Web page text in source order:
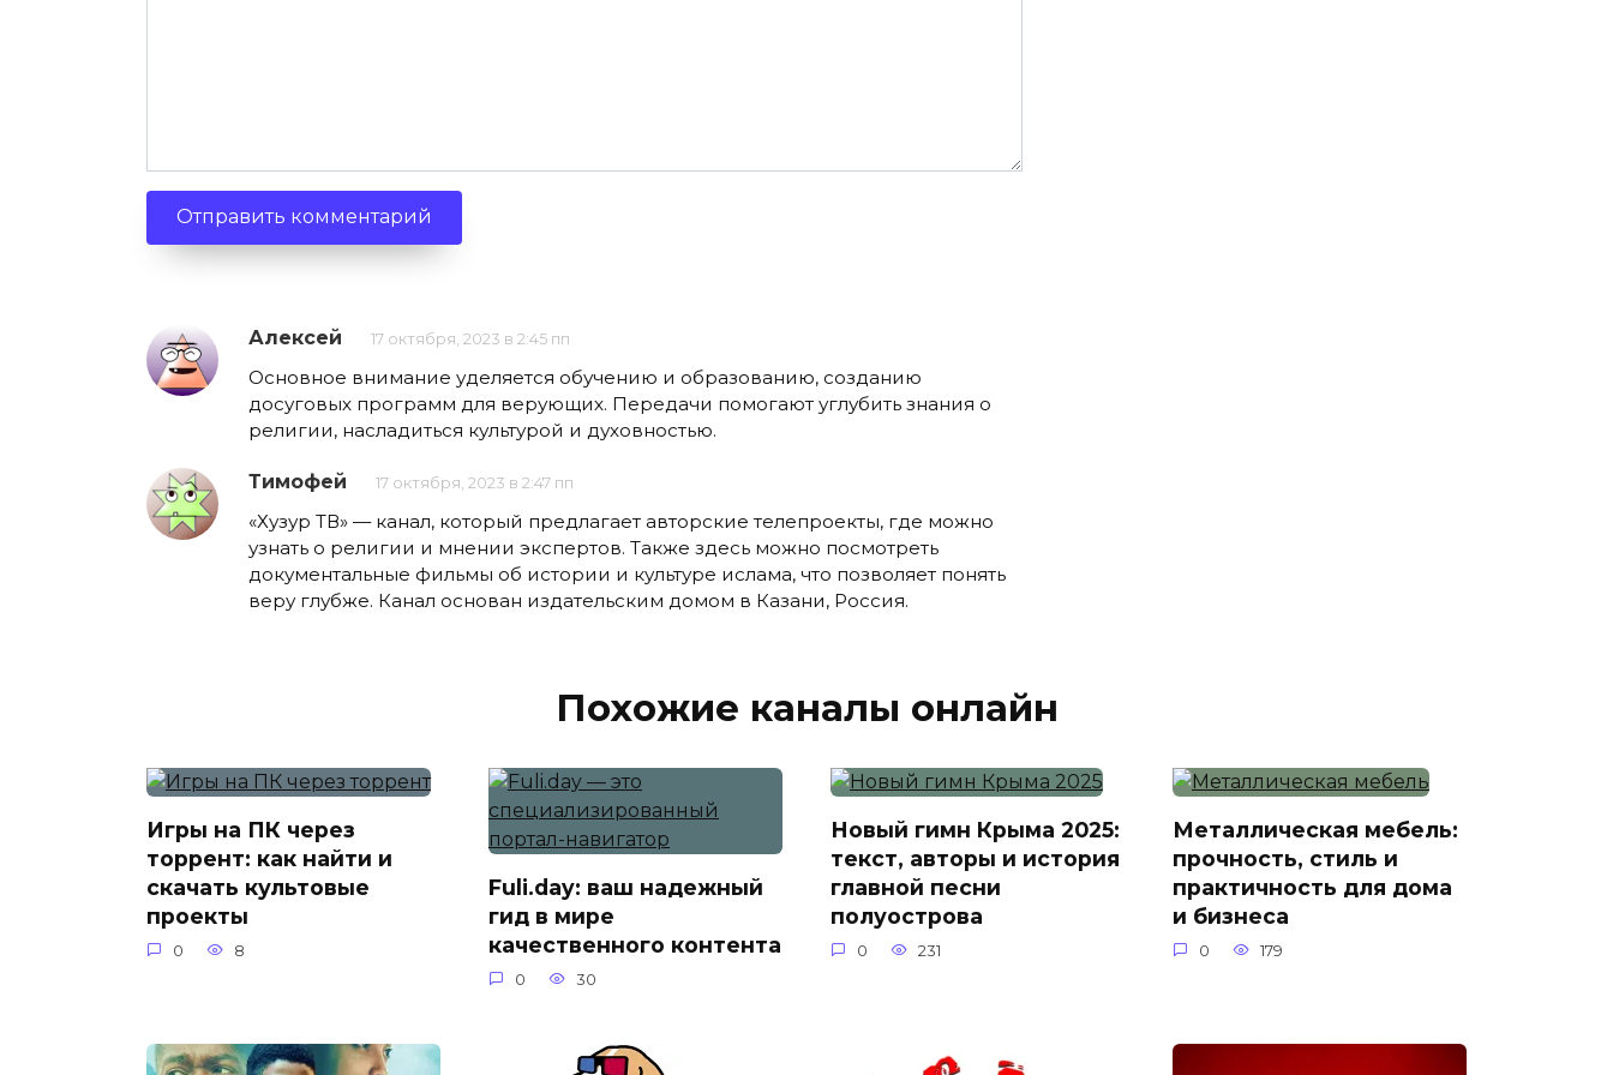
Алексей 17 октября, 2023 в 2:45 пп
Основное внимание уделяется обучению и образованию, созданию
досуговых программ для верующих. Передачи помогают углубить знания о
религии, насладиться культурой и духовностью.
Тимофей 17 октября, 2023 в 2:47 пп
«Хузур ТВ» — канал, который предлагает авторские телепроекты, где можно
узнать о религии и мнении экспертов. Также здесь можно посмотреть
документальные фильмы об истории и культуре ислама, что позволяет понять
веру глубже. Канал основан издательским домом в Казани, Россия.
Похожие каналы онлайн
Игры на ПК через
торрент: как найти и
скачать культовые
проекты
0 8
Fuli.day: ваш надежный
гид в мире
качественного контента
0 30
Новый гимн Крыма 2025:
текст, авторы и история
главной песни
полуострова
0 231
Металлическая мебель:
прочность, стиль и
практичность для дома
и бизнеса
0 179